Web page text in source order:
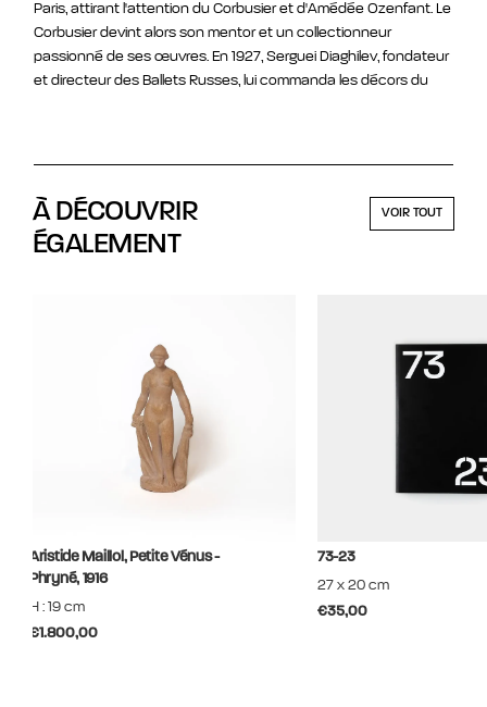
Paris, attirant l'attention du Corbusier et d'Amédée Ozenfant. Le
Corbusier devint alors son mentor et un collectionneur
passionné de ses œuvres. En 1927, Serguei Diaghilev, fondateur
et directeur des Ballets Russes, lui commanda les décors du
La notoriété plus grande de Henri Rousseau a injustement fait
de l'ombre à la seconde génération de peintres où, aux côtés
de Bauchant, on retrouve Bombois, Vivin, Rimbert, Seraphine de
À DÉCOUVRIR
ÉGALEMENT
Aristide Maillol, Petite Vénus -
Phryné, 1916
H : 19 cm
€1.800,00
73-23
27 x 20 cm
€35,00
VOIR TOUT